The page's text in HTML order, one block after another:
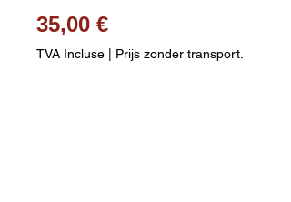
35,00 €Prix
TVA Incluse | Prijs zonder transport.